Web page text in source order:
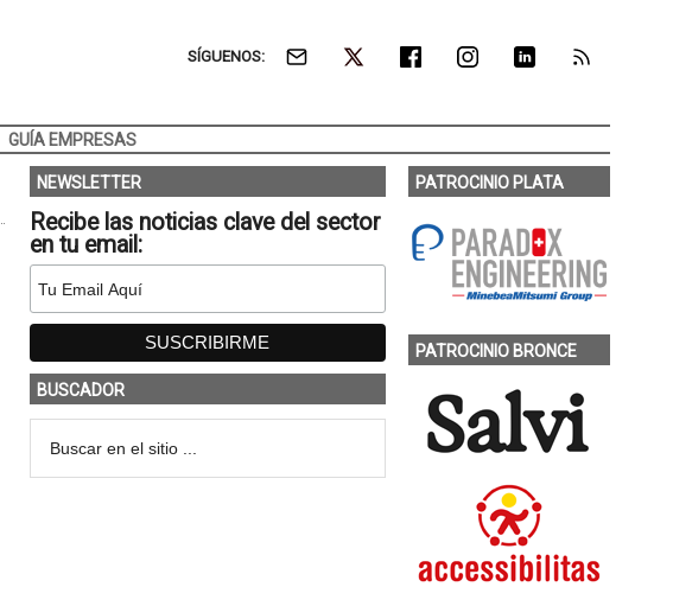
SÍGUENOS:
GUÍA EMPRESAS
NEWSLETTER
Recibe las noticias clave del sector
en tu email:
BUSCADOR
PATROCINIO PLATA
PATROCINIO BRONCE